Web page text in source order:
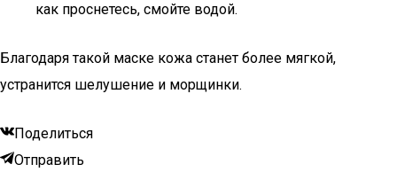
как проснетесь, смойте водой.
Благодаря такой маске кожа станет более мягкой,
устранится шелушение и морщинки.
Поделиться
Отправить